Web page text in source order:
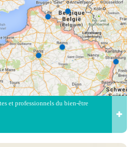
et professionnels du bien-être